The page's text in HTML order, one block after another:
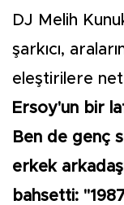
DJ Melih
şarkıcı,
eleştirilere
Ersoy'un bir
Ben de genç
erkek
bahsetti: